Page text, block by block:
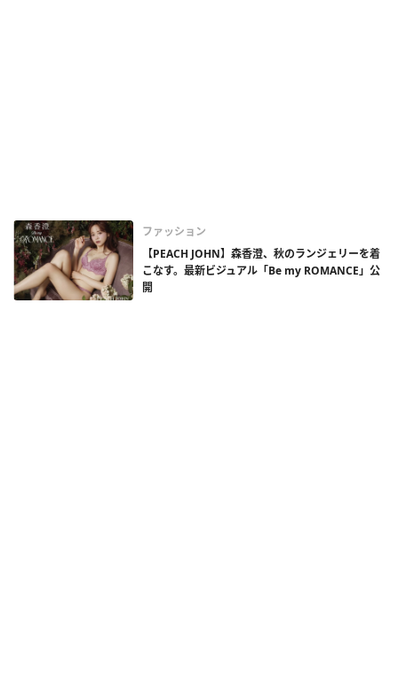
ファッション
【PEACH JOHN】森香澄、秋のランジェリーを着
こなす。最新ビジュアル「Be my ROMANCE」公
開